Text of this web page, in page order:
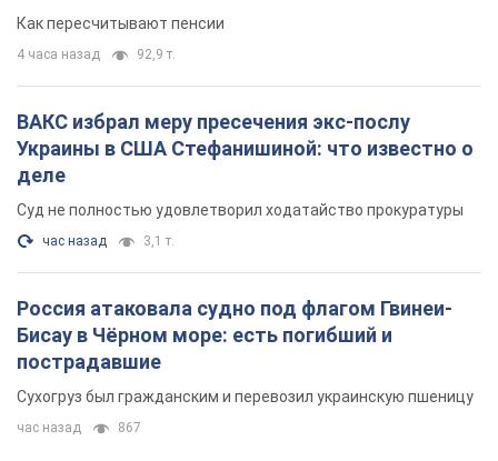
Как пересчитывают пенсии
4 часа назад 92,9 т.
ВАКС избрал меру пресечения экс-послу
Украины в США Стефанишиной: что известно о
деле
Суд не полностью удовлетворил ходатайство прокуратуры
час назад 3,1 т.
Россия атаковала судно под флагом Гвинеи-
Бисау в Чёрном море: есть погибший и
пострадавшие
Сухогруз был гражданским и перевозил украинскую пшеницу
час назад 867